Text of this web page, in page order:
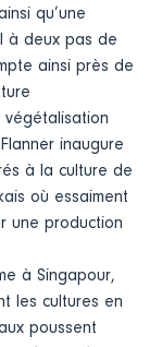
qu’une
à deux pas de
ainsi près de
inaugure
à la culture de
où essaiment
une production
à Singapour,
les cultures en
poussent